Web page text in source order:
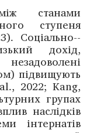
станами
ступеня
Соціально-­
дохід,
підвищують
2022; Kang,
групах
наслідків
інтернатів